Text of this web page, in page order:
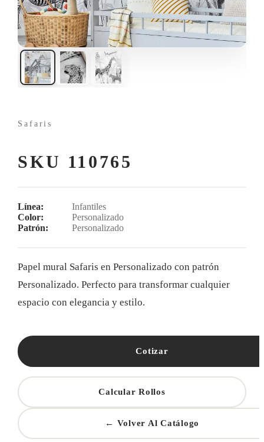
Safaris
SKU 110765
Línea:
Infantiles
Color:
Personalizado
Patrón:
Personalizado
Papel mural Safaris en Personalizado con patrón
Personalizado. Perfecto para transformar cualquier
espacio con elegancia y estilo.
Cotizar
Calcular Rollos
← Volver Al Catálogo